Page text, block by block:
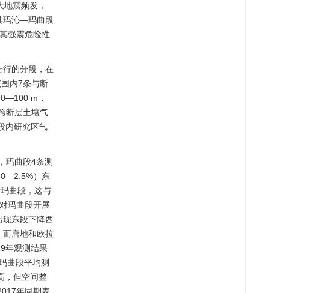
震频发，
玛沁—玛曲段
强震危险性
的分段，在
内7条与断
m，
断层土壤气
内研究区气
玛曲段4条测
）东
曲段，这与
玛曲段开展
现东段下降西
唐地和欧拉
年观测结果
曲段平均测
，但空间整